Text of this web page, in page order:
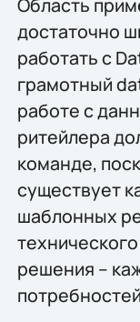
Область
достаточно
работать с
грамотный
работе с
ритейлера
команде,
существует
шаблонных
решения –